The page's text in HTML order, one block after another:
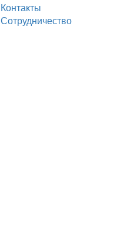
Контакты
Сотрудничество